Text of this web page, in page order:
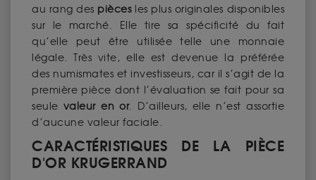
au rang des piècesles plus originales disponibles
sur le marché. Elle tire sa spécificité du fait
qu’elle peut être utilisée telle une monnaie
légale. Très vite, elle est devenue la préférée
des numismates et investisseurs, car il s’agit de la
première pièce dont l’évaluation se fait pour sa
seule valeur en or. D’ailleurs, elle n’est assortie
d’aucune valeur faciale.
CARACTÉRISTIQUES DE LA PIÈCE
D'OR KRUGERRAND